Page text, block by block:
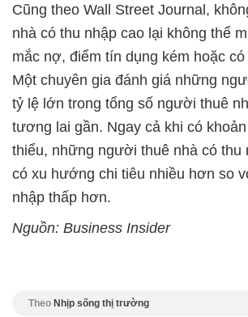
Cũng theo Wall Street Journal,
nhà có thu nhập cao lại không thể
mắc nợ, điểm tín dụng kém hoặc
Một chuyên gia đánh giá những
tỷ lệ lớn trong tổng số người thuê
tương lai gần. Ngay cả khi có
thiểu, những người thuê nhà có thu
có xu hướng chi tiêu nhiều hơn so
nhập thấp hơn.
Nguồn: Business Insider
Theo Nhịp sống thị trường